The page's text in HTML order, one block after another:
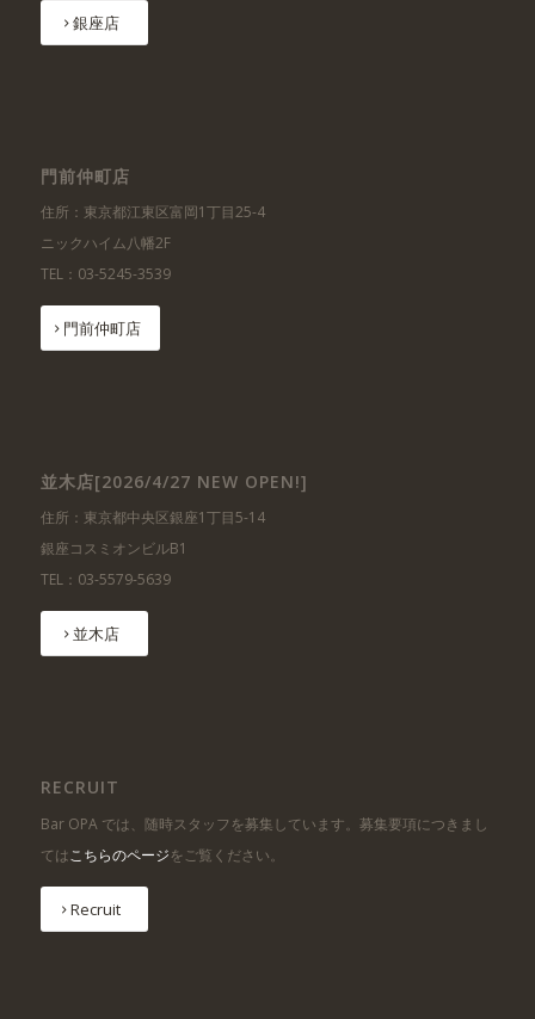
銀座店
門前仲町店
住所：東京都江東区富岡1丁目25-4
ニックハイム八幡2F
TEL：03-5245-3539
門前仲町店
並木店[2026/4/27 NEW OPEN!]
住所：東京都中央区銀座1丁目5-14
銀座コスミオンビルB1
TEL：03-5579-5639
並木店
RECRUIT
Bar OPA では、随時スタッフを募集しています。募集要項につきまし
てはこちらのページをご覧ください。
Recruit